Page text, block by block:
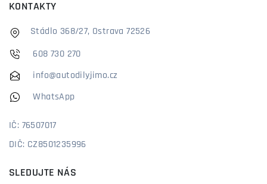
KONTAKTY
Stádlo 368/27, Ostrava 72526
608 730 270
info@autodilyjimo.cz
WhatsApp
IČ: 76507017
DIČ: CZ8501235996
SLEDUJTE NÁS